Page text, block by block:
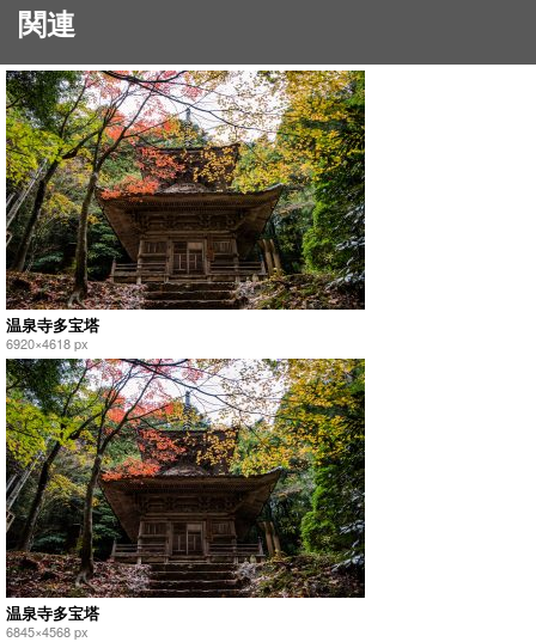
関連
温泉寺多宝塔
6920×4618 px
温泉寺多宝塔
6845×4568 px